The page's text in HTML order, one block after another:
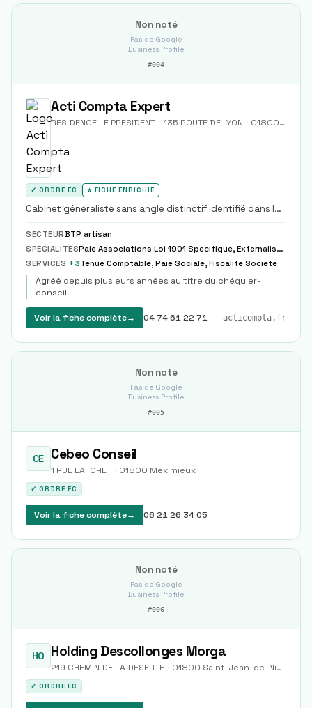
Non noté
Pas de Google
Business Profile
#004
Acti Compta Expert
RESIDENCE LE PRESIDENT - 135 ROUTE DE LYON · 01800
✓ ORDRE EC ⭐ FICHE ENRICHIE
Cabinet généraliste sans angle distinctif identifié dans le
corpus.
SECTEURBTP artisan
SPÉCIALITÉS
Paie Associations Loi 1901 Specifique, Externalisation Paie Complete Partielle Modele
SERVICES +3Tenue Comptable, Paie Sociale, Fiscalite Societe
Agréé depuis plusieurs années au titre du chéquier-
conseil
Voir la fiche complète→ 04 74 61 22 71 acticompta.fr
Non noté
Pas de Google
Business Profile
#005
CE Cebeo Conseil
1 RUE LAFORET · 01800 Meximieux
✓ ORDRE EC
Voir la fiche complète→ 06 21 26 34 05
Non noté
Pas de Google
Business Profile
#006
HO Holding Descollonges Morga
219 CHEMIN DE LA DESERTE · 01800 Saint-Jean-de-Niost
✓ ORDRE EC